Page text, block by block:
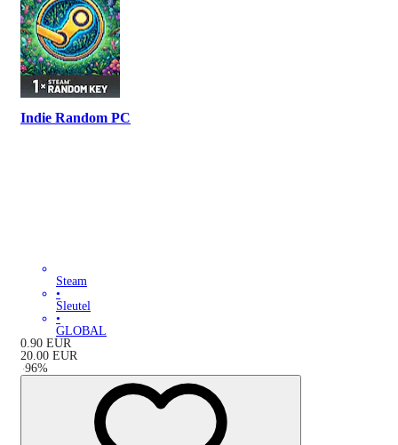
Indie Random PC
Steam
•
Sleutel
•
GLOBAL
0.90 EUR
20.00 EUR
-96%